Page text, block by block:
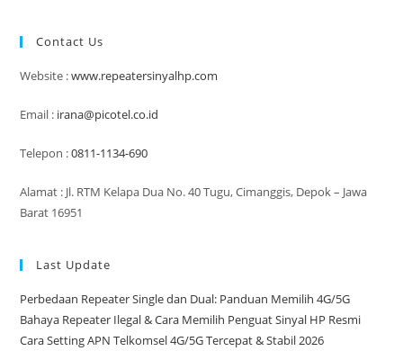
Contact Us
Website :www.repeatersinyalhp.com
Email : irana@picotel.co.id
Telepon :0811-1134-690
Alamat : Jl. RTM Kelapa Dua No. 40 Tugu, Cimanggis, Depok – Jawa
Barat 16951
Last Update
Perbedaan Repeater Single dan Dual: Panduan Memilih 4G/5G
Bahaya Repeater Ilegal & Cara Memilih Penguat Sinyal HP Resmi
Cara Setting APN Telkomsel 4G/5G Tercepat & Stabil 2026